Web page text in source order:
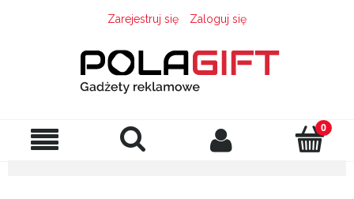
Zarejestruj się Zaloguj się